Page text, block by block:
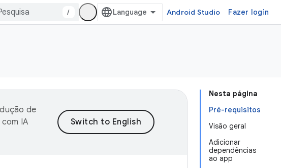
/ Android Studio Fazer login
Nesta página
Pré-requisitos
Visão geral
Adicionar
dependências
ao app
de
IA